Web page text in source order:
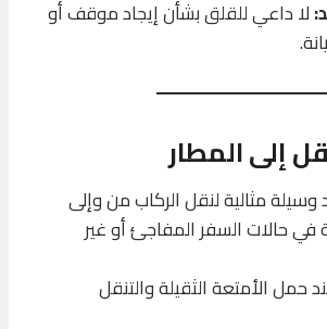
لا داعي للقلق بشأن إيجاد موقف أو
إلى المطار
مثالية لنقل الركاب من وإلى
في حالات السفر المفاجئ أو غير
حمل الأمتعة الثقيلة والتنقل